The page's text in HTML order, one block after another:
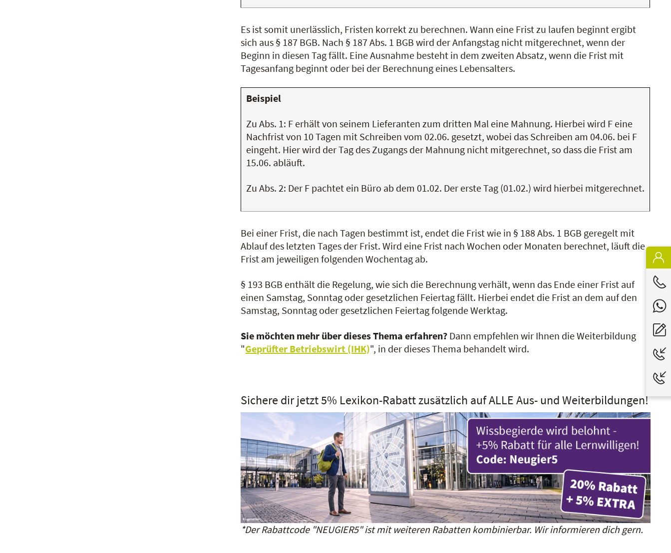
Es ist somit unerlässlich, Fristen korrekt zu berechnen. Wann eine Frist zu laufen beginnt ergibt
sich aus § 187 BGB. Nach § 187 Abs. 1 BGB wird der Anfangstag nicht mitgerechnet, wenn der
Beginn in diesen Tag fällt. Eine Ausnahme besteht in dem zweiten Absatz, wenn die Frist mit
Tagesanfang beginnt oder bei der Berechnung eines Lebensalters.
Beispiel
Zu Abs. 1: F erhält von seinem Lieferanten zum dritten Mal eine Mahnung. Hierbei wird F eine
Nachfrist von 10 Tagen mit Schreiben vom 02.06. gesetzt, wobei das Schreiben am 04.06. bei F
eingeht. Hier wird der Tag des Zugangs der Mahnung nicht mitgerechnet, so dass die Frist am
15.06. abläuft.
Zu Abs. 2: Der F pachtet ein Büro ab dem 01.02. Der erste Tag (01.02.) wird hierbei mitgerechnet.
Bei einer Frist, die nach Tagen bestimmt ist, endet die Frist wie in § 188 Abs. 1 BGB geregelt mit
Ablauf des letzten Tages der Frist. Wird eine Frist nach Wochen oder Monaten berechnet, läuft die
Frist am jeweiligen folgenden Wochentag ab.
§ 193 BGB enthält die Regelung, wie sich die Berechnung verhält, wenn das Ende einer Frist auf
einen Samstag, Sonntag oder gesetzlichen Feiertag fällt. Hierbei endet die Frist an dem auf den
Samstag, Sonntag oder gesetzlichen Feiertag folgende Werktag.
Sie möchten mehr über dieses Thema erfahren? Dann empfehlen wir Ihnen die Weiterbildung
"Geprüfter Betriebswirt (IHK)", in der dieses Thema behandelt wird.
Sichere dir jetzt 5% Lexikon-Rabatt zusätzlich auf ALLE Aus- und Weiterbildungen!
*Der Rabattcode "NEUGIER5" ist mit weiteren Rabatten kombinierbar. Wir informieren dich gern.